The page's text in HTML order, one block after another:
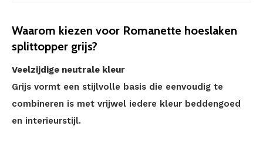
Waarom kiezen voor Romanette hoeslaken
splittopper grijs?
Veelzijdige neutrale kleur
Grijs vormt een stijlvolle basis die eenvoudig te
combineren is met vrijwel iedere kleur beddengoed
en interieurstijl.